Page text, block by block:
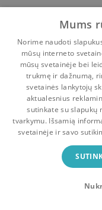
Pradinis Krepšelis
Bookswap
Mainykis
Uždaryti
Mums
Norime naudoti
mūsų interneto
mūsų svetainėje bei
trukmę ir dažnumą,
svetainės lankytojų
aktualesnius
sutinkate su slapukų
tvarkymu. Išsamią
svetainėje ir savo